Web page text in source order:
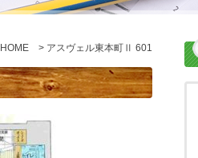
HOME > アスヴェル東本町Ⅱ 601